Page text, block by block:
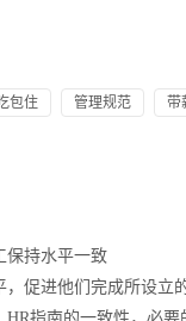
包住 管理规范 带
保持水平一致
促进他们完成所设立